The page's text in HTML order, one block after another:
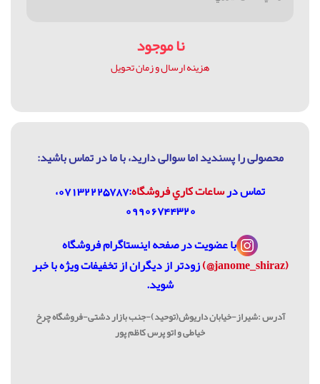
نا موجود
هزینه ارسال و زمان تحویل
محصولی را پسندید اما سوالی دارید، با ما در تماس باشيد:
تماس درساعات كاري فروشگاه
:07132225787،
09906744320
با عضویت درصفحه اینستاگرام فروشگاه
(janome_shiraz@)
زودتر از دیگران از تخفیفات ویژه با خبر
شوید.
آدرس :شیراز-خیابان داریوش(توحید)-جنب بازار دشتی-فروشگاه چرخ
خیاطی و اتو پرس کاظم پور